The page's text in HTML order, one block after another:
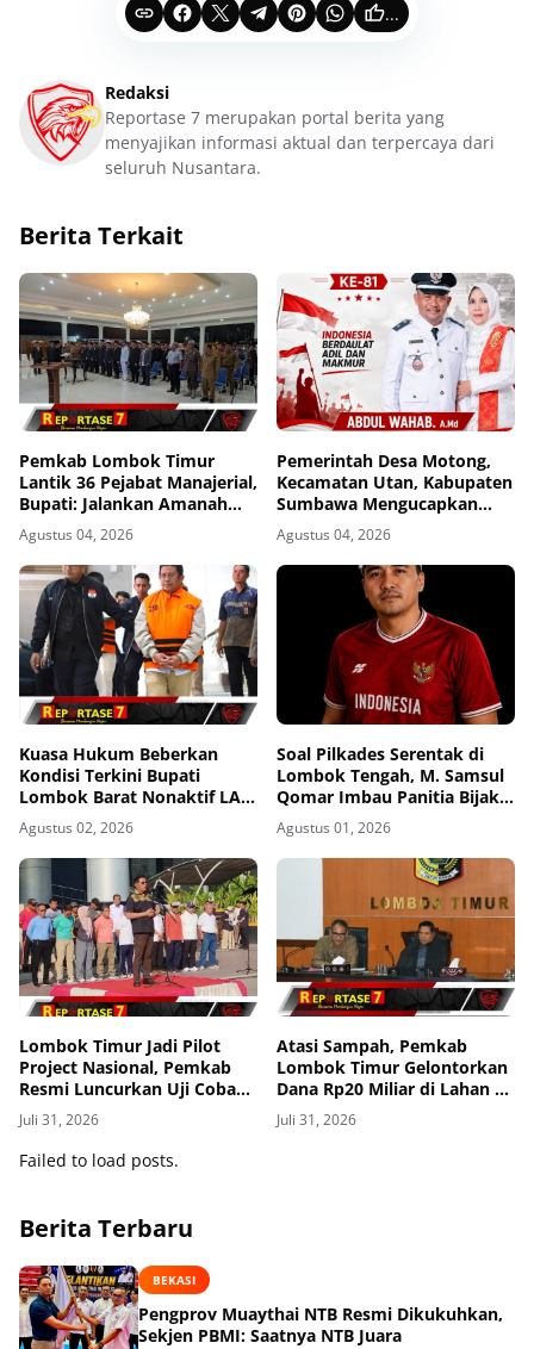
...
Redaksi
Reportase 7 merupakan portal berita yang
menyajikan informasi aktual dan terpercaya dari
seluruh Nusantara.
Berita Terkait
Pemkab Lombok Timur
Lantik 36 Pejabat Manajerial,
Bupati: Jalankan Amanah
dengan Penuh Tanggung
Jawab
Agustus 04, 2026
Pemerintah Desa Motong,
Kecamatan Utan, Kabupaten
Sumbawa Mengucapkan
Dirgahayu Republik
Indonesia ke-81
Agustus 04, 2026
Kuasa Hukum Beberkan
Kondisi Terkini Bupati
Lombok Barat Nonaktif LAZ
di Rutan KPK, Pasrah dan
Kooperatif
Agustus 02, 2026
Soal Pilkades Serentak di
Lombok Tengah, M. Samsul
Qomar Imbau Panitia Bijak
dan Calon Kades Hindari
Money Politics
Agustus 01, 2026
Lombok Timur Jadi Pilot
Project Nasional, Pemkab
Resmi Luncurkan Uji Coba
Transfomasi Digitalisasi
Bansos Lewat Portal
Perlinsos
Juli 31, 2026
Atasi Sampah, Pemkab
Lombok Timur Gelontorkan
Dana Rp20 Miliar di Lahan 3
Hektar
Juli 31, 2026
Failed to load posts.
Berita Terbaru
BEKASI
Pengprov Muaythai NTB Resmi Dikukuhkan,
Sekjen PBMI: Saatnya NTB Juara